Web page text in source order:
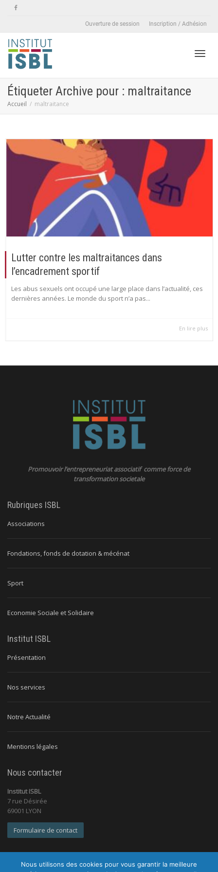
Ouverture de session Inscription / Adhésion
Étiqueter Archive pour : maltraitance
Accueil maltraitance
Lutter contre les maltraitances dans
l’encadrement sportif
Les abus sexuels ont occupé une large place dans l’actualité, ces
dernières années. Le monde du sport n’a pas...
En lire plus
Promouvoir l’entrepreneuriat associatif comme force de
transformation societale
Rubriques ISBL
Associations
Fondations, fonds de dotation & mécénat
Sport
Economie Sociale et Solidaire
Institut ISBL
Présentation
Nos services
Notre Actualité
Mentions légales
Nous contacter
Institut ISBL
7 rue Désirée
69001 LYON
Formulaire de contact
Nous utilisons des cookies pour vous garantir la meilleure